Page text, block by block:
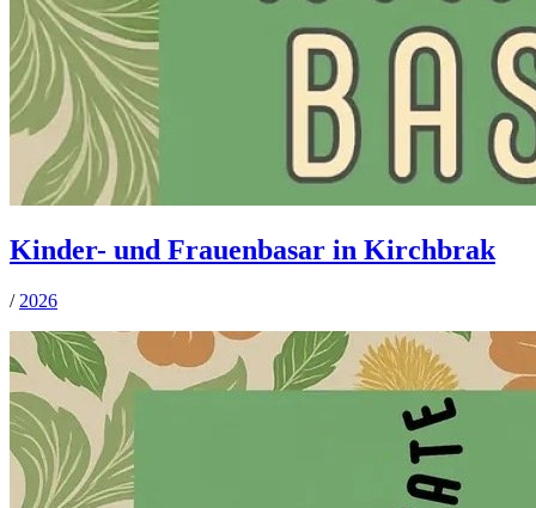
Kinder- und Frauenbasar in Kirchbrak
/ 2026